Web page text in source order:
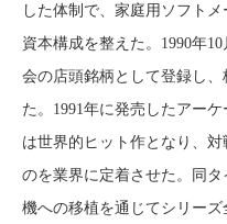
した体制で、家庭用ソフト
資本構成を整えた。1990年
会の店頭銘柄として登録し
た。1991年に発売したアー
は世界的ヒット作となり、
のを業界に定着させた。同
機への移植を通じてシリー